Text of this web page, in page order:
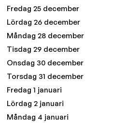
Fredag 25 december
Lördag 26 december
Måndag 28 december
Tisdag 29 december
Onsdag 30 december
Torsdag 31 december
Fredag 1 januari
Lördag 2 januari
Måndag 4 januari